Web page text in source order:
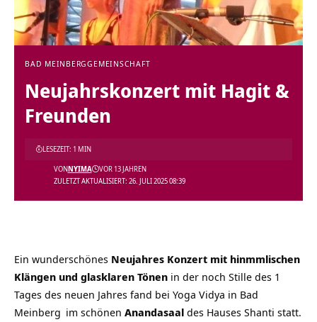
BAD MEINBERGGEMEINSCHAFT
Neujahrskonzert mit Hagit &
Freunden
ZULETZT AKTUALISIERT: 26. JULI 2025 08:39
VONNYIMA VOR 13 JAHREN
LESEZEIT: 1 MIN
Ein wunderschönes Neujahres Konzert mit hinmmlischen
Klängen und glasklaren Tönen in der noch Stille des 1
Tages des neuen Jahres fand bei Yoga Vidya in Bad
Meinberg im schönen Anandasaal des Hauses Shanti statt.